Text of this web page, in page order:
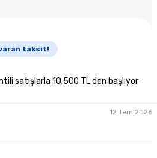
taksit!
satışlarla 10.500 TL den başlıyor
12 Tem 2026